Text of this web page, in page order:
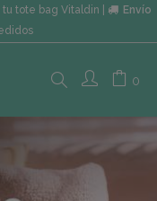
tu tote bag Vitaldin |
Envío
Search
here...
0